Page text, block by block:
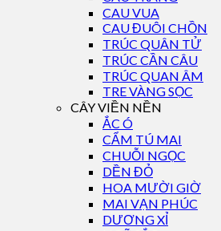
CAU VUA
CAU ĐUÔI CHỒN
TRÚC QUÂN TỬ
TRÚC CẦN CÂU
TRÚC QUAN ÂM
TRE VÀNG SỌC
CÂY VIỀN NỀN
ẮC Ó
CẨM TÚ MAI
CHUỖI NGỌC
DỀN ĐỎ
HOA MƯỜI GIỜ
MAI VẠN PHÚC
DƯƠNG XỈ